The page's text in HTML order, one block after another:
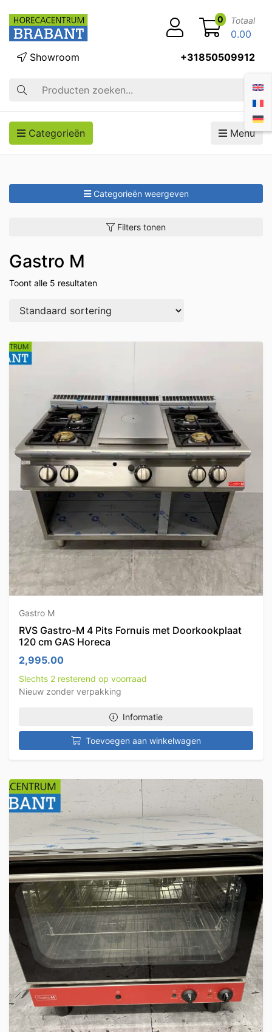
Zoek op
Showroom +31850509912
0 Totaal
0.00
Categorieën Menu
Categorieën weergeven
Filters tonen
Gastro M
Toont alle 5 resultaten
Gastro M
RVS Gastro-M 4 Pits Fornuis met Doorkookplaat
120 cm GAS Horeca
2,995.00
Slechts 2 resterend op voorraad
Nieuw zonder verpakking
Informatie
Toevoegen aan winkelwagen